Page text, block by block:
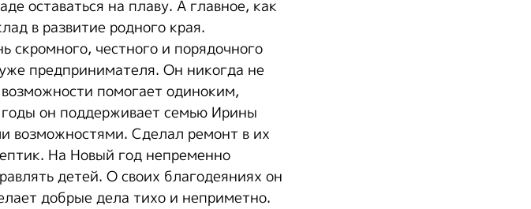
оставаться на плаву. А главное, как
в развитие родного края.
скромного, честного и порядочного
предпринимателя. Он никогда не
помогает одиноким,
он поддерживает семью Ирины
возможностями. Сделал ремонт в их
На Новый год непременно
детей. О своих благодеяниях он
добрые дела тихо и неприметно.